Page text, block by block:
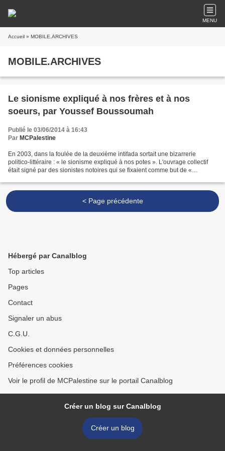
MENU
Accueil » MOBILE.ARCHIVES
MOBILE.ARCHIVES
Le sionisme expliqué à nos frères et à nos
soeurs, par Youssef Boussoumah
Publié le 03/06/2014 à 16:43
Par MCPalestine
En 2003, dans la foulée de la deuxième intifada sortait une bizarrerie
politico-littéraire : « le sionisme expliqué à nos potes ». L'ouvrage collectif
était signé par des sionistes notoires qui se fixaient comme but de «
< Page précédente
Hébergé par Canalblog
Top articles
Pages
Contact
Signaler un abus
C.G.U.
Cookies et données personnelles
Préférences cookies
Voir le profil de MCPalestine sur le portail Canalblog
Créer un blog sur Canalblog
Créer un blog